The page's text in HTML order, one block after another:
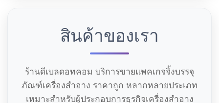
สินค้าของเรา
ร้านดีเบลดอทคอม บริการขายแพคเกจจิ้งบรรจุ
ภัณฑ์เครื่องสำอาง ราคาถูก หลากหลายประเภท
เหมาะสำหรับผู้ประกอบการธุรกิจเครื่องสำอาง